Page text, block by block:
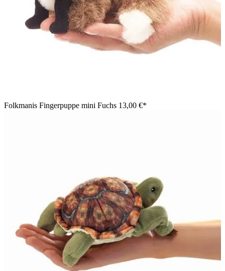
Folkmanis Fingerpuppe mini Fuchs 13,00 €*